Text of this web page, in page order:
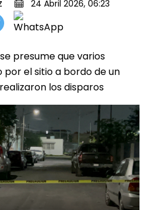
24 Abril 2026, 06:23
presume que varios
el sitio a bordo de un
los disparos